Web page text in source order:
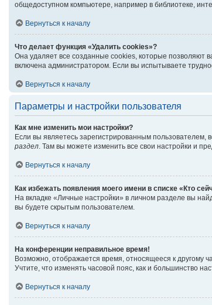
общедоступном компьютере, например в библиотеке,
Вернуться к началу
Что делает функция «Удалить cookies»?
Она удаляет все созданные cookies, которые позволяют
включена администратором. Если вы испытываете
Вернуться к началу
Параметры и настройки пользователя
Как мне изменить мои настройки?
Если вы являетесь зарегистрированным
раздел. Там вы можете изменить все свои настройки и
Вернуться к началу
Как избежать появления моего имени в списке «Кто
На вкладке «Личные настройки» в личном разделе вы
вы будете скрытым пользователем.
Вернуться к началу
На конференции неправильное время!
Возможно, отображается время, относящееся к другому
Учтите, что изменять часовой пояс, как и большинство
Вернуться к началу